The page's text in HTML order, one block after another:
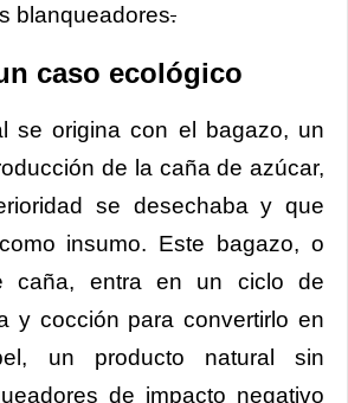
blanqueadores.
caso ecológico
se origina con el bagazo, un
de la caña de azúcar,
se desechaba y que
insumo. Este bagazo, o
caña, entra en un ciclo de
y cocción para convertirlo en
un producto natural sin
de impacto negativo